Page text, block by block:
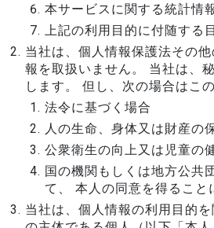
本サービスに関する統計情
上記の利用目的に付随する
当社は、個人情報保護法その
報を取扱いません。 当社は、
します。 但し、次の場合はこ
法令に基づく場合
人の生命、身体又は財産の
公衆衛生の向上又は児童の
国の機関もしくは地方公共
て、 本人の同意を得るこ
当社は、個人情報の利用目的